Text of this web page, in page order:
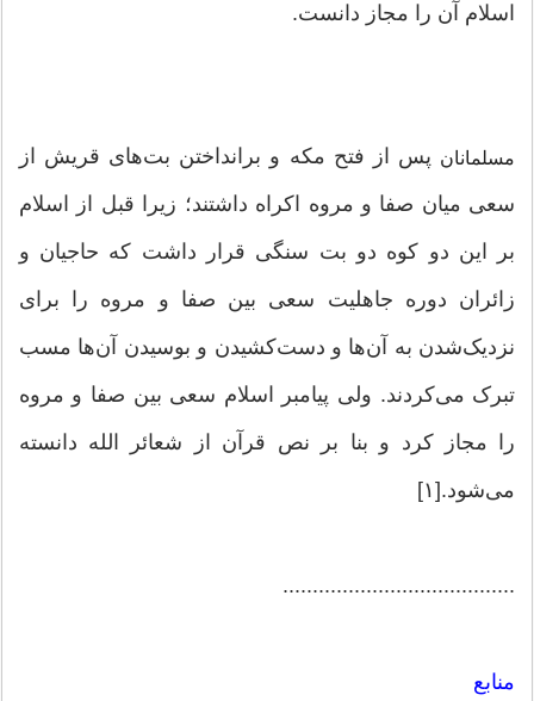
اسلام آن را مجاز دانست.
مسلمانان پس از فتح مکه و برانداختن بت‌های قریش از
سعی میان صفا و مروه اکراه داشتند؛ زیرا قبل از اسلام
بر این دو کوه دو بت سنگی قرار داشت که حاجیان و
زائران دوره جاهلیت سعی بین صفا و مروه را برای
نزدیک‌شدن به آن‌ها و دست‌کشیدن و بوسیدن آن‌ها مسب
تبرک می‌کردند. ولی پیامبر اسلام سعی بین صفا و مروه
را مجاز کرد و بنا بر نص قرآن از شعائر الله دانسته
می‌شود.[۱]
.......................................
منابع